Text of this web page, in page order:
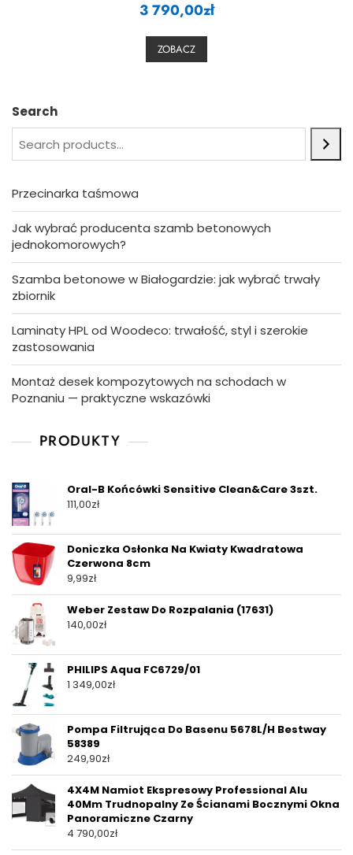
a
t
u
3 790,00zł
ZOBACZ
Search
Przecinarka taśmowa
Jak wybrać producenta szamb betonowych
jednokomorowych?
Szamba betonowe w Białogardzie: jak wybrać trwały
zbiornik
Laminaty HPL od Woodeco: trwałość, styl i szerokie
zastosowania
Montaż desek kompozytowych na schodach w
Poznaniu — praktyczne wskazówki
PRODUKTY
Oral-B Końcówki Sensitive Clean&Care 3szt.
111,00zł
Doniczka Osłonka Na Kwiaty Kwadratowa
Czerwona 8cm
9,99zł
Weber Zestaw Do Rozpalania (17631)
140,00zł
PHILIPS Aqua FC6729/01
1 349,00zł
Pompa Filtrująca Do Basenu 5678L/H Bestway
58389
249,90zł
4X4M Namiot Ekspresowy Professional Alu
40Mm Trudnopalny Ze Ścianami Bocznymi Okna
Panoramiczne Czarny
4 790,00zł